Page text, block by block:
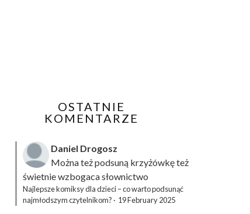
OSTATNIE
KOMENTARZE
Daniel Drogosz
Można też podsuną krzyżówkęteż
świetnie wzbogaca słownictwo
Najlepsze komiksy dla dzieci – co warto podsunąć
najmłodszym czytelnikom? · 19 February 2025